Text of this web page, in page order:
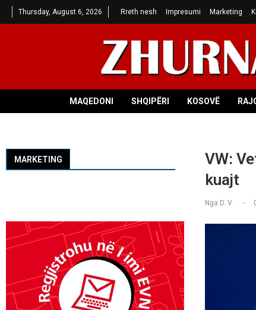
Thursday, August 6, 2026 Rreth nesh Impresumi Marketing
MAQEDONI SHQIPËRI KOSOVË
VW:
kuajt
Nga D. V.
MARKETING